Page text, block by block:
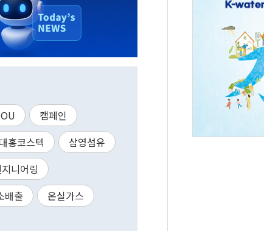
캠페인
대홍코스텍
삼영섬유
니어링
배출
온실가스